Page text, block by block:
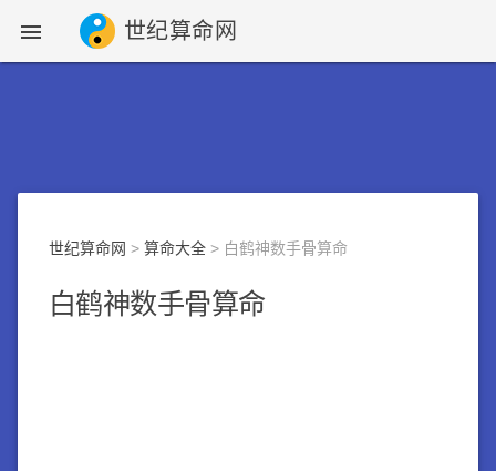
 世纪算命网
世纪算命网 > 算命大全 > 白鹤神数手骨算命
白鹤神数手骨算命